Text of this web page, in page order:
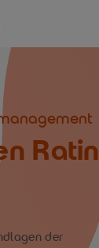
Mobile
der